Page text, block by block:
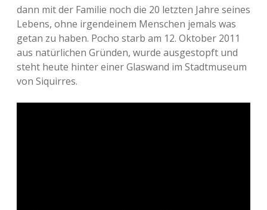
dann mit der Familie noch die 20 letzten Jahre seines
Lebens, ohne irgendeinem Menschen jemals was
getan zu haben. Pocho starb am 12. Oktober 2011
aus natürlichen Gründen, wurde ausgestopft und
steht heute hinter einer Glaswand im Stadtmuseum
von Siquirres.